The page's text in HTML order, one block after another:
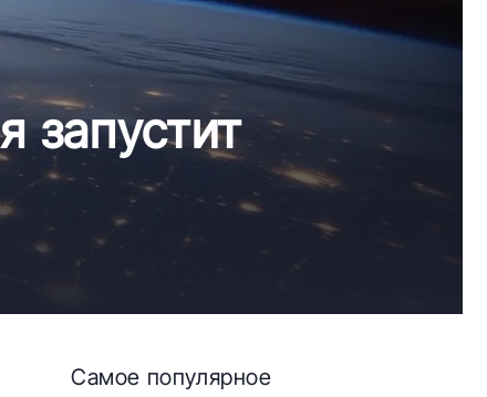
запустит
Самое популярное